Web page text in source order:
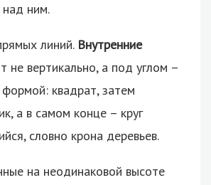
ним.
линий. Внутренние
не вертикально, а под углом –
квадрат, затем
а в самом конце – круг
словно крона деревьев.
на неодинаковой высоте